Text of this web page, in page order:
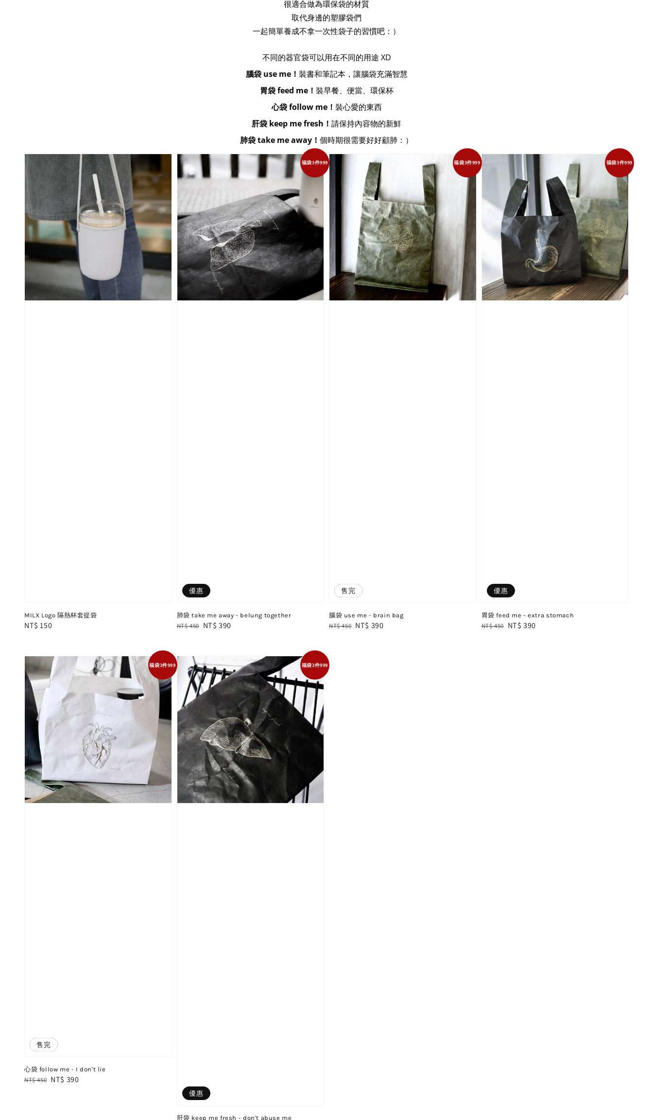
很適合做為環保袋的材質
取代身邊的塑膠袋們
一起簡單養成不拿一次性袋子的習慣吧：）
不同的器官袋可以用在不同的用途 XD
腦袋 use me！ 裝書和筆記本，讓腦袋充滿智慧
胃袋 feed me！ 裝早餐、便當、環保杯
心袋 follow me！ 裝心愛的東西
肝袋 keep me fresh！ 請保持內容物的新鮮
肺袋 take me away！ 個時期很需要好好顧肺：）
MILX Logo 隔熱杯套提袋
Regular
NT$ 150
優惠
福袋3件999
肺袋 take me away - belung together
Regular
NT$ 450 Sale
NT$ 390
優惠
售完
福袋3件999
腦袋 use me - brain bag
Regular
NT$ 450 Sale
NT$ 390
優惠
福袋3件999
胃袋 feed me - extra stomach
Regular
NT$ 450 Sale
NT$ 390
優惠
售完
福袋3件999
心袋 follow me - I don't lie
Regular
NT$ 450 Sale
NT$ 390
優惠
福袋3件999
肝袋 keep me fresh - don't abuse me